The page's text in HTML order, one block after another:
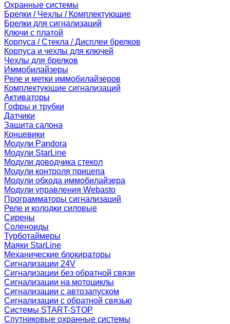
Охранные системы
Брелки / Чехлы / Комплектующие
Брелки для сигнализаций
Ключи с платой
Корпуса / Стекла / Дисплеи брелков
Корпуса и чехлы для ключей
Чехлы для брелков
Иммобилайзеры
Реле и метки иммобилайзеров
Комплектующие сигнализаций
Активаторы
Гофры и трубки
Датчики
Защита салона
Концевики
Модули Pandora
Модули StarLine
Модули доводчика стекол
Модули контроля прицепа
Модули обхода иммобилайзера
Модули управления Webasto
Программаторы сигнализаций
Реле и колодки силовые
Сирены
Соленоиды
Турботаймеры
Маяки StarLine
Механические блокираторы
Сигнализации 24V
Сигнализации без обратной связи
Сигнализации на мотоциклы
Сигнализации с автозапуском
Сигнализации с обратной связью
Системы START-STOP
Спутниковые охранные системы